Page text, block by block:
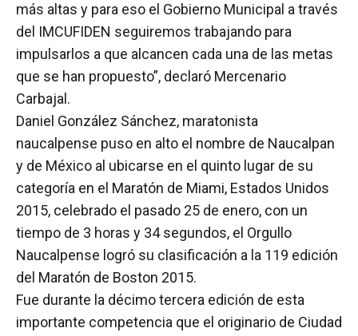
más altas y para eso el Gobierno Municipal a través
del IMCUFIDEN seguiremos trabajando para
impulsarlos a que alcancen cada una de las metas
que se han propuesto”, declaró Mercenario
Carbajal.
Daniel González Sánchez, maratonista
naucalpense puso en alto el nombre de Naucalpan
y de México al ubicarse en el quinto lugar de su
categoría en el Maratón de Miami, Estados Unidos
2015, celebrado el pasado 25 de enero, con un
tiempo de 3 horas y 34 segundos, el Orgullo
Naucalpense logró su clasificación a la 119 edición
del Maratón de Boston 2015.
Fue durante la décimo tercera edición de esta
importante competencia que el originario de Ciudad